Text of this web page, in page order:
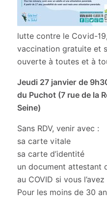
lutte contre le Covid-
vaccination gratuite et
ouverte à toutes et à
Jeudi 27 janvier de
du Puchot (7 rue de la
Seine)
Sans RDV, venir avec :
sa carte vitale
sa carte d’identité
un document attestant
au COVID si vous l’avez
Pour les moins de 30